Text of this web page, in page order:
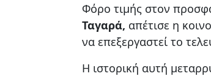
Φόρο τιμής στον
Ταγαρά, απέτισε η
να επεξεργαστεί το
Η ιστορική αυτή